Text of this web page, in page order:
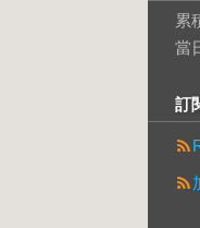
累
當
訂